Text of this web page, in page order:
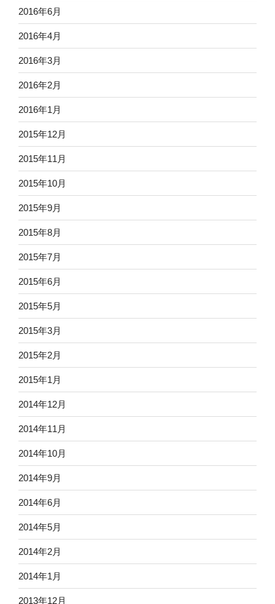
2016年6月
2016年4月
2016年3月
2016年2月
2016年1月
2015年12月
2015年11月
2015年10月
2015年9月
2015年8月
2015年7月
2015年6月
2015年5月
2015年3月
2015年2月
2015年1月
2014年12月
2014年11月
2014年10月
2014年9月
2014年6月
2014年5月
2014年2月
2014年1月
2013年12月